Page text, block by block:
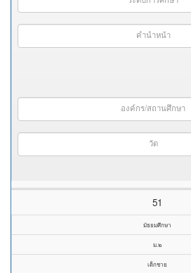
คำนำหน้า
องค์กร/สถานศึกษา
วัด
51
มัธยมศึกษา
ม.๒
เด็กชาย